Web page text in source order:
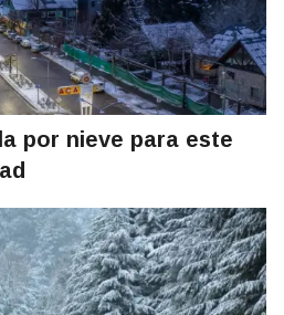
por nieve para este